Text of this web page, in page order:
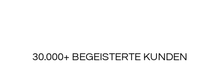
30.000+ BEGEISTERTE KUNDEN